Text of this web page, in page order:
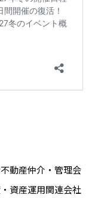
動産仲介・管理会
資産運用関連会社